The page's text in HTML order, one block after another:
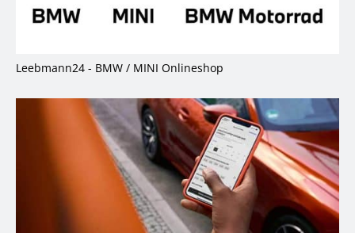
Leebmann24 - BMW / MINI Onlineshop